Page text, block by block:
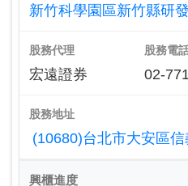
新竹科學園區新竹縣研
股務代理
宏遠證券
股務電
02-
股務地址
(10680)台北市大安區
興櫃進度